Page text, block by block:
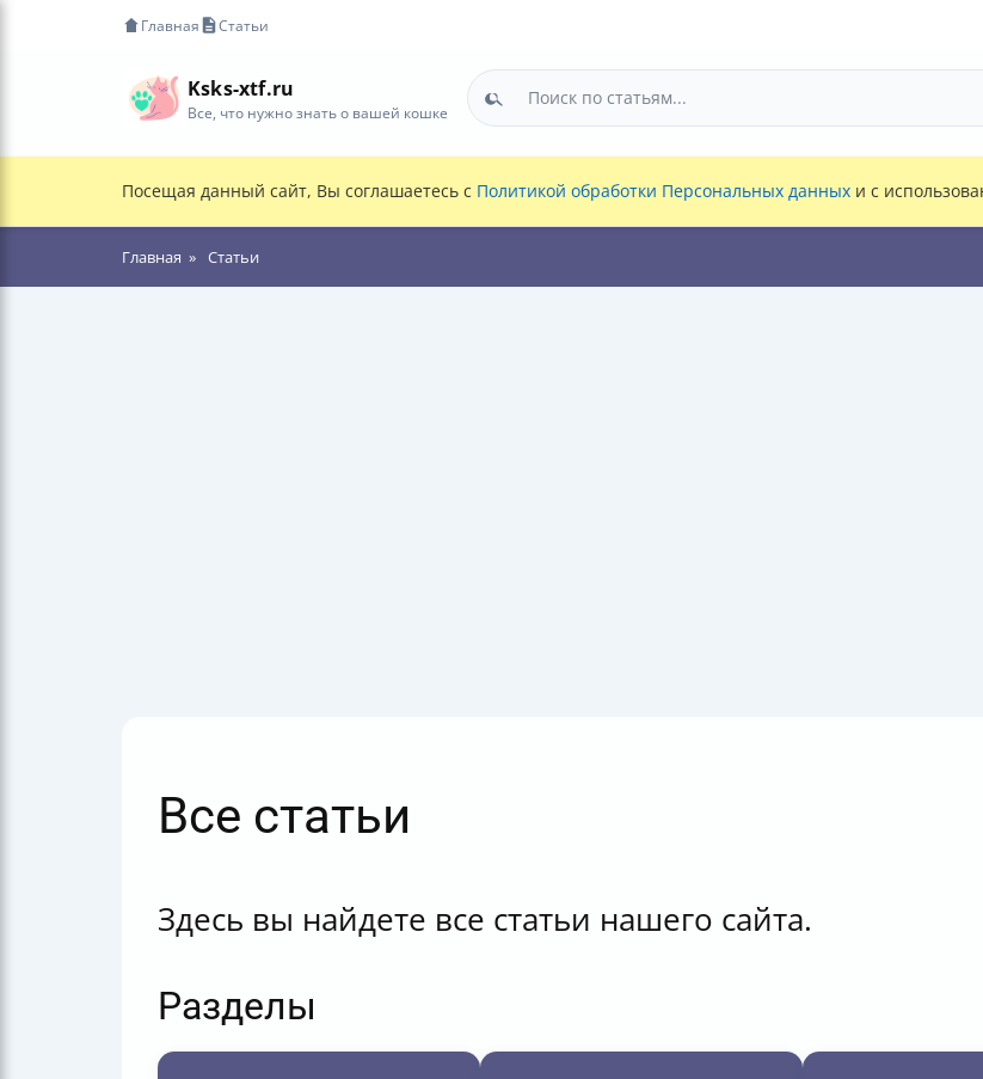
Главная Статьи
Ksks-xtf.ru
Все, что нужно знать о вашей кошке
Посещая данный сайт, Вы соглашаетесь с Политикой обработки Персональных данных и с
Главная Статьи
Все статьи
Здесь вы найдете все статьи нашего сайта.
Разделы